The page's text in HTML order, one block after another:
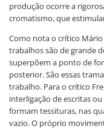
produção ocorre a
cromatismo, que
Como nota o crítico Mário
trabalhos são de grande
superpõem a ponto de
posterior. São essas
trabalho. Para o crítico
interligação de escritas
formam tessituras, nas
vazio. O próprio